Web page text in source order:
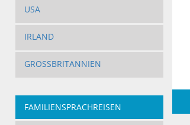
USA
IRLAND
GROSSBRITANNIEN
FAMILIENSPRACHREISEN